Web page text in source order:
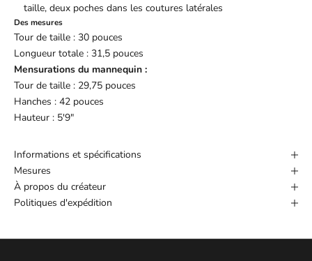
taille, deux poches dans les coutures latérales
Des mesures
Tour de taille : 30 pouces
Longueur totale : 31,5 pouces
Mensurations du mannequin :
Tour de taille : 29,75 pouces
Hanches : 42 pouces
Hauteur : 5'9"
Informations et spécifications
Mesures
À propos du créateur
Politiques d'expédition